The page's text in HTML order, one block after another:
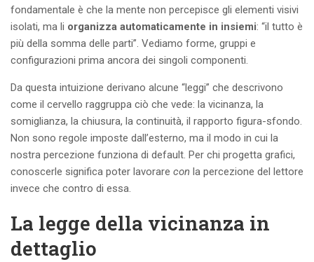
fondamentale è che la mente non percepisce gli elementi visivi
isolati, ma li organizza automaticamente in insiemi: “il tutto è
più della somma delle parti”. Vediamo forme, gruppi e
configurazioni prima ancora dei singoli componenti.
Da questa intuizione derivano alcune “leggi” che descrivono
come il cervello raggruppa ciò che vede: la vicinanza, la
somiglianza, la chiusura, la continuità, il rapporto figura-sfondo.
Non sono regole imposte dall’esterno, ma il modo in cui la
nostra percezione funziona di default. Per chi progetta grafici,
conoscerle significa poter lavorare con la percezione del lettore
invece che contro di essa.
La legge della vicinanza in
dettaglio